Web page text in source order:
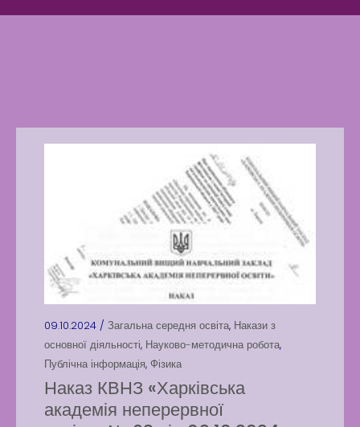
Latter match class
New Friends Everyday at
Kiddie
09.10.2024 / Загальна середня освіта, Накази з
основної діяльності, Науково-методична робота,
Публічна інформація, Фізика
Наказ КВНЗ «Харківська
академія неперервної